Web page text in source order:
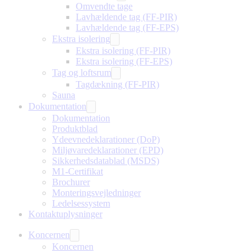
Omvendte tage
Lavhældende tag (FF-PIR)
Lavhældende tag (FF-EPS)
Ekstra isolering
Ekstra isolering (FF-PIR)
Ekstra isolering (FF-EPS)
Tag og loftsrum
Tagdækning (FF-PIR)
Sauna
Dokumentation
Dokumentation
Produktblad
Ydeevnedeklarationer (DoP)
Miljøvaredeklarationer (EPD)
Sikkerhedsdatablad (MSDS)
M1-Certifikat
Brochurer
Monteringsvejledninger
Ledelsessystem
Kontaktuplysninger
Koncernen
Koncernen